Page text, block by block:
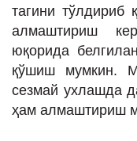
тагини тўлдириб
алмаштириш
юқорида
қўшиш мумкин.
сезмай ухлашда
ҳам алмаштириш